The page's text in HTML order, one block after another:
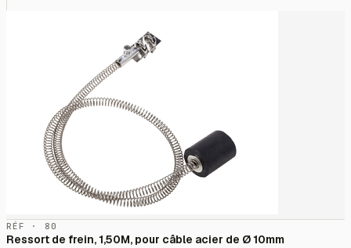
RÉF · 80
Ressort de frein, 1,50M, pour câble acier de Ø 10mm